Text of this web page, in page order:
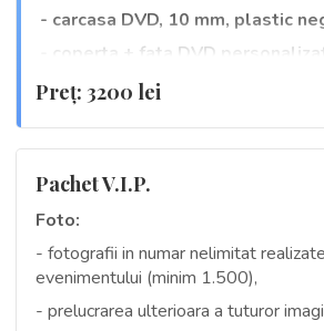
- carcasa DVD, 10 mm, plastic
- coperta + fata DVD
foto, policromie
La livrarea materialelor se primesc
foto personalizate sau un stick
Preţ: 3200 lei
Pachet V.I.P.
Foto:
- fotografii in numar nelimitat
evenimentului (minim 1.500),
- prelucrarea ulterioara a tuturor